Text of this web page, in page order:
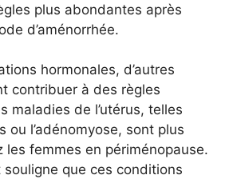
plus abondantes après
d’aménorrhée.
hormonales, d’autres
contribuer à des règles
maladies de l’utérus, telles
ou l’adénomyose, sont plus
les femmes en périménopause.
souligne que ces conditions